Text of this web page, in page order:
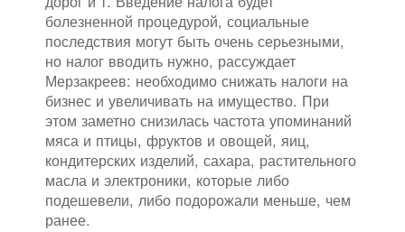
болезненной процедурой, социальные
последствия могут быть очень серьезными,
но налог вводить нужно, рассуждает
Мерзакреев: необходимо снижать налоги на
бизнес и увеличивать на имущество. При
этом заметно снизилась частота упоминаний
мяса и птицы, фруктов и овощей, яиц,
кондитерских изделий, сахара, растительного
масла и электроники, которые либо
подешевели, либо подорожали меньше, чем
ранее.